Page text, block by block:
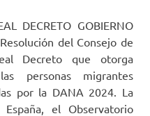
DECRETO GOBIERNO
del Consejo de
Decreto que otorga
personas migrantes
por la DANA 2024. La
el Observatorio